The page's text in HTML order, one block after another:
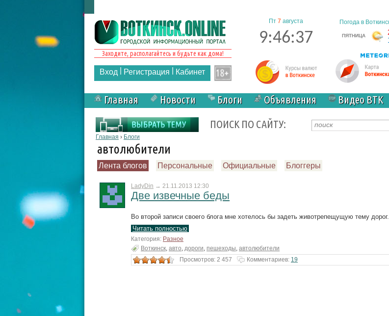
Заходите, располагайтесь и будьте как дома!
Вход Регистрация Кабинет
Пт 7 августа
9:46:38
Главная Новости Блоги Объявления Видео ВТК
ПОИСК ПО САЙТУ:
Форма поиска
Вы здесь
Главная › Блоги
автолюбители
Лента блогов Персональные Официальные Блоггеры
LadyDin → 21.11.2013 12:30
Две извечные беды
Во второй записи своего блога мне хотелось бы задеть животрепещущую тему дорог.
Читать полностью
Категория: Разное
Воткинск, авто, дороги, пешеходы, автолюбители
Просмотров: 2 457
Комментариев: 19